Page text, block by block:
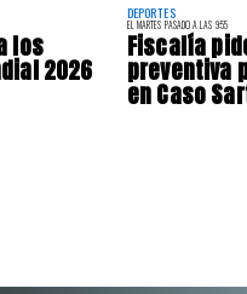
los
2026
DEPORTES
EL MARTES PASADO A LAS 9:55
Fiscalía
preventiva
en Caso